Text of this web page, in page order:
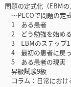
問題の定式化（EBMの
～PECOで問題の
1 ある患者
2 どう勉強を始め
3 EBMのステップ1
4 最初の患者に戻
5 ある患者の現実
昇級試験9級
コラム：日常におけ